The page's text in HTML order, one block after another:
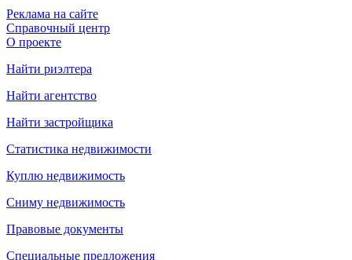
Реклама на сайте
Справочный центр
О проекте
Найти риэлтера
Найти агентство
Найти застройщика
Статистика недвижимости
Куплю недвижимость
Сниму недвижимость
Правовые документы
Специальные предложения